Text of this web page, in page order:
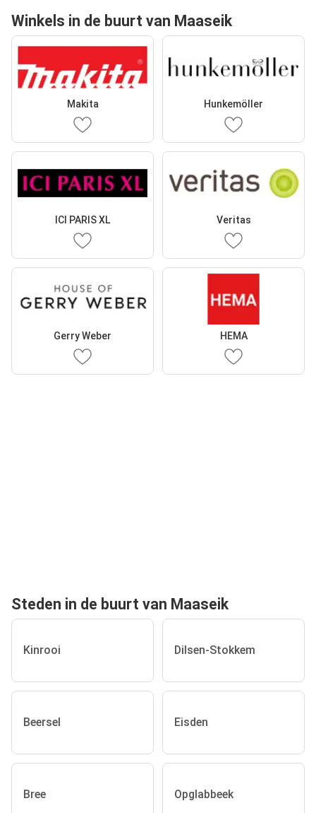
Winkels in de buurt van Maaseik
Makita Hunkemöller
ICI PARIS XL Veritas
Gerry Weber HEMA
Steden in de buurt van Maaseik
Kinrooi Dilsen-Stokkem
Beersel Eisden
Bree Opglabbeek